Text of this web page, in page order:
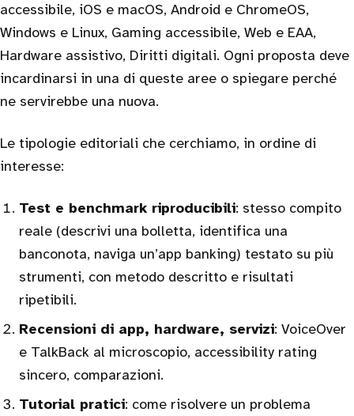
accessibile, iOS e macOS, Android e ChromeOS,
Windows e Linux, Gaming accessibile, Web e EAA,
Hardware assistivo, Diritti digitali. Ogni proposta deve
incardinarsi in una di queste aree o spiegare perché
ne servirebbe una nuova.
Le tipologie editoriali che cerchiamo, in ordine di
interesse:
Test e benchmark riproducibili: stesso compito
reale (descrivi una bolletta, identifica una
banconota, naviga un’app banking) testato su più
strumenti, con metodo descritto e risultati
ripetibili.
Recensioni di app, hardware, servizi: VoiceOver
e TalkBack al microscopio, accessibility rating
sincero, comparazioni.
Tutorial pratici: come risolvere un problema